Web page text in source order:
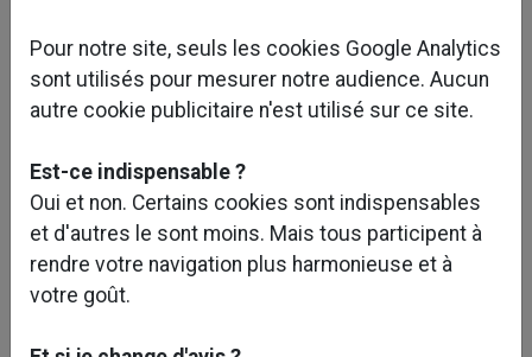
Caractéristiques et objectifs du projet :
Situé 10 avenue de la Grande Armée, dans une
immeuble classé monument historique (pour ses
Pour notre site, seuls les cookies Google Analytics
sont utilisés pour mesurer notre audience. Aucun
autre cookie publicitaire n'est utilisé sur ce site.
Est-ce indispensable ?
Oui et non. Certains cookies sont indispensables
et d'autres le sont moins. Mais tous participent à
rendre votre navigation plus harmonieuse et à
votre goût.